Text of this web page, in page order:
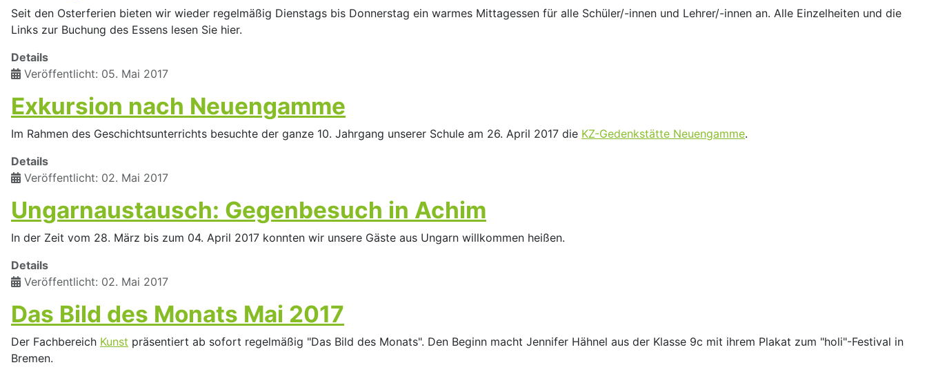
Seit den Osterferien bieten wir wieder regelmäßig Dienstags bis Donnerstag ein warmes Mittagessen für alle Schüler/-innen und Lehrer/-innen an. Alle Einzelheiten und die
Links zur Buchung des Essens lesen Sie hier.
Details
Veröffentlicht: 05. Mai 2017
Exkursion nach Neuengamme
Im Rahmen des Geschichtsunterrichts besuchte der ganze 10. Jahrgang unserer Schule am 26. April 2017 die KZ-Gedenkstätte Neuengamme.
Details
Veröffentlicht: 02. Mai 2017
Ungarnaustausch: Gegenbesuch in Achim
In der Zeit vom 28. März bis zum 04. April 2017 konnten wir unsere Gäste aus Ungarn willkommen heißen.
Details
Veröffentlicht: 02. Mai 2017
Das Bild des Monats Mai 2017
Der Fachbereich Kunst präsentiert ab sofort regelmäßig "Das Bild des Monats". Den Beginn macht Jennifer Hähnel aus der Klasse 9c mit ihrem Plakat zum "holi"-Festival in
Bremen.